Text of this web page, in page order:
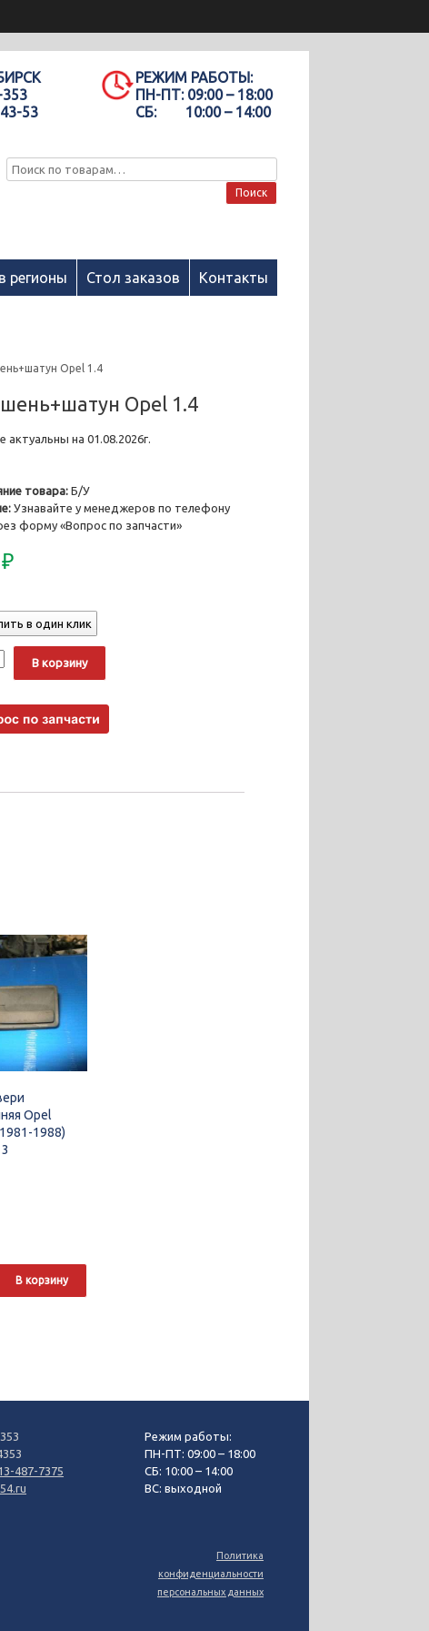
53
РЕЖИМ РАБОТЫ:
ПН-ПТ: 09:00 – 18:00
СБ:
10:00 – 14:00
Поиск
регионы Стол заказов Контакты
Opel 1.4
Opel 1.4
актуальны на 01.08.2026г.
товара: Б/У
Узнавайте у менеджеров по телефону
форму «Вопрос по запчасти»
₽
в один клик
В корзину
Opel
1988)
В корзину
487-7375
Режим работы:
ПН-ПТ: 09:00 – 18:00
СБ: 10:00 – 14:00
ВС: выходной
Политика
конфиденциальности
персональных данных